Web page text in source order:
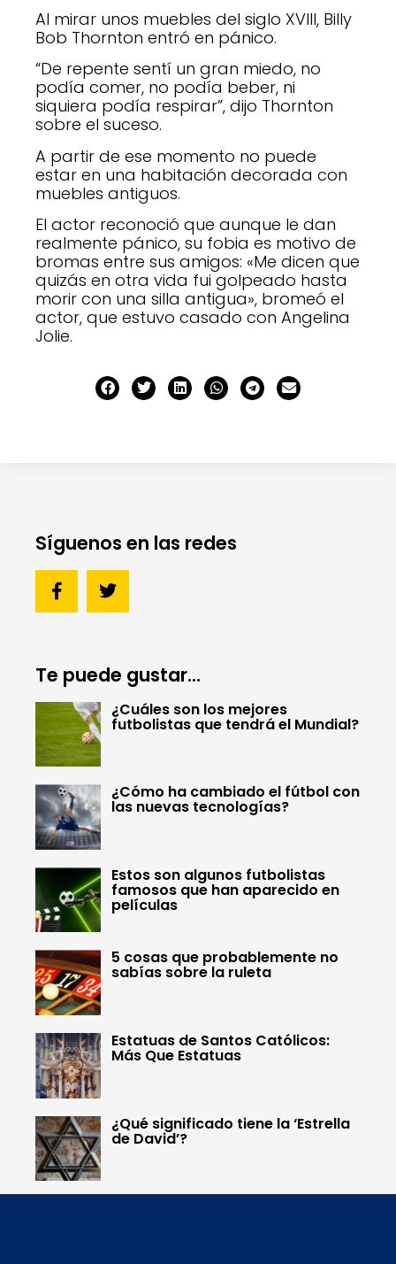
Al mirar unos muebles del siglo XVIII, Billy
Bob Thornton entró en pánico.
“De repente sentí un gran miedo, no
podía comer, no podía beber, ni
siquiera podía respirar”, dijo Thornton
sobre el suceso.
A partir de ese momento no puede
estar en una habitación decorada con
muebles antiguos.
El actor reconoció que aunque le dan
realmente pánico, su fobia es motivo de
bromas entre sus amigos: «Me dicen que
quizás en otra vida fui golpeado hasta
morir con una silla antigua», bromeó el
actor, que estuvo casado con Angelina
Jolie.
Síguenos en las redes
Te puede gustar...
¿Cuáles son los mejores
futbolistas que tendrá el Mundial?
¿Cómo ha cambiado el fútbol con
las nuevas tecnologías?
Estos son algunos futbolistas
famosos que han aparecido en
películas
5 cosas que probablemente no
sabías sobre la ruleta
Estatuas de Santos Católicos:
Más Que Estatuas
¿Qué significado tiene la ‘Estrella
de David’?